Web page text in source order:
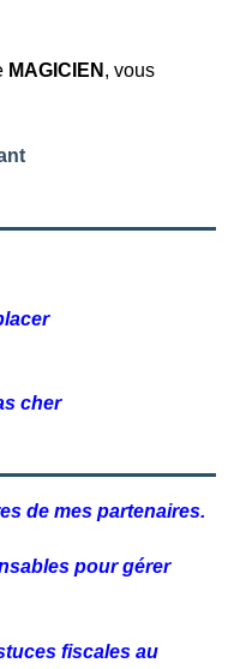
MAGICIEN , vous
cher
de mes partenaires.
pour gérer
fiscales au